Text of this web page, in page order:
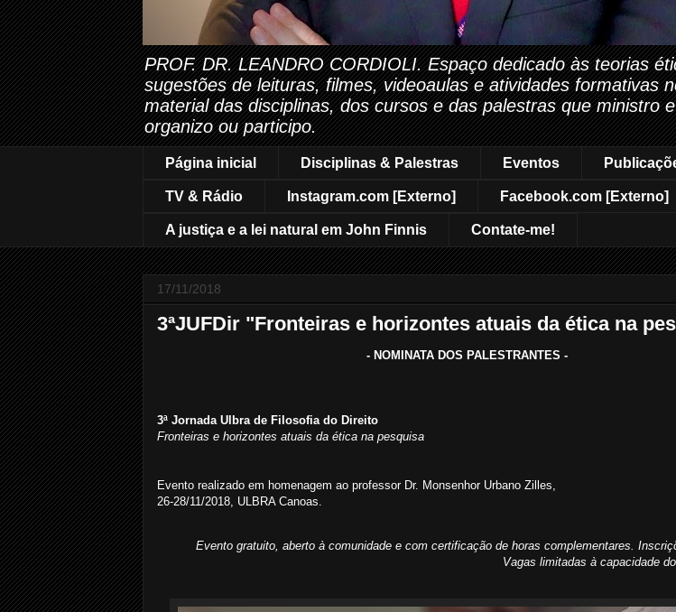
PROF. DR. LEANDRO CORDIOLI. Espaço dedicado às teorias
sugestões de leituras, filmes, videoaulas e atividades formativas
material das disciplinas, dos cursos e das palestras que ministro
organizo ou participo.
Página inicial Disciplinas & Palestras Eventos
TV & Rádio Instagram.com [Externo] Facebook.com [Externo]
A justiça e a lei natural em John Finnis Contate-me!
17/11/2018
3ªJUFDir "Fronteiras e horizontes atuais da ética na
- NOMINATA DOS PALESTRANTES -
3ª Jornada Ulbra de Filosofia do Direito
Fronteiras e horizontes atuais da ética na pesquisa
Evento realizado em homenagem ao professor Dr. Monsenhor Urbano Zilles,
26-28/11/2018, ULBRA Canoas.
Evento gratuito, aberto à comunidade e com certificação de horas complementares.
Vagas limitadas à capacidade